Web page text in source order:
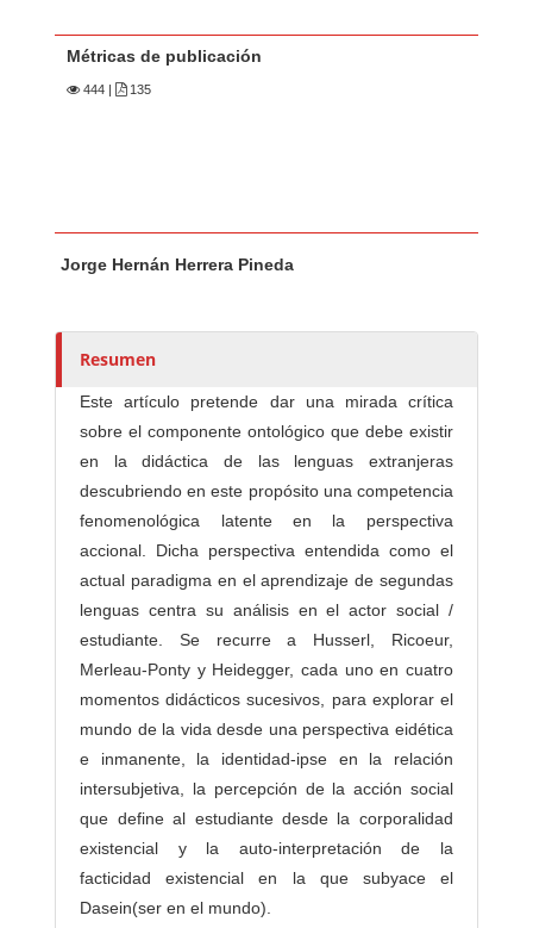
Métricas de publicación
444 135
u
o
e
Jorge Hernán Herrera Pineda
Resumen
Este artículo pretende dar una mirada crítica
sobre el componente ontológico que debe existir
en la didáctica de las lenguas extranjeras
descubriendo en este propósito una competencia
fenomenológica latente en la perspectiva
accional. Dicha perspectiva entendida como el
actual paradigma en el aprendizaje de segundas
lenguas centra su análisis en el actor social /
estudiante. Se recurre a Husserl, Ricoeur,
Merleau-Ponty y Heidegger, cada uno en cuatro
momentos didácticos sucesivos, para explorar el
mundo de la vida desde una perspectiva eidética
e inmanente, la identidad-ipse en la relación
intersubjetiva, la percepción de la acción social
que define al estudiante desde la corporalidad
existencial y la auto-interpretación de la
facticidad existencial en la que subyace el
Dasein(ser en el mundo).